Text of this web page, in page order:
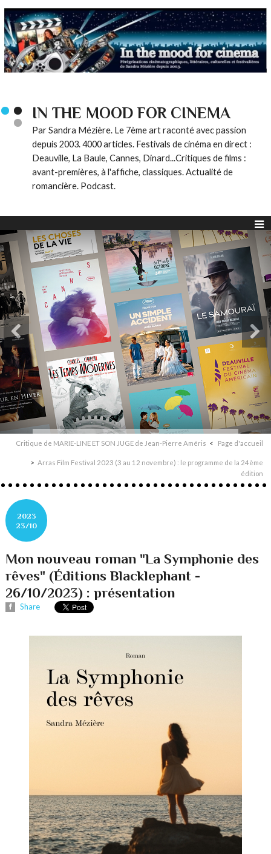
IN THE MOOD FOR CINEMA
Par Sandra Mézière. Le 7ème art raconté avec passion
depuis 2003. 4000 articles. Festivals de cinéma en direct :
Deauville, La Baule, Cannes, Dinard...Critiques de films :
avant-premières, à l'affiche, classiques. Actualité de
romancière. Podcast.
Critique de MARIE-LINE ET SON JUGE de Jean-Pierre Améris Page d'accueil
Arras Film Festival 2023 (3 au 12 novembre) : le programme de la 24ème
édition
2023
23/10
Mon nouveau roman "La Symphonie des
rêves" (Éditions Blacklephant -
26/10/2023) : présentation
Share